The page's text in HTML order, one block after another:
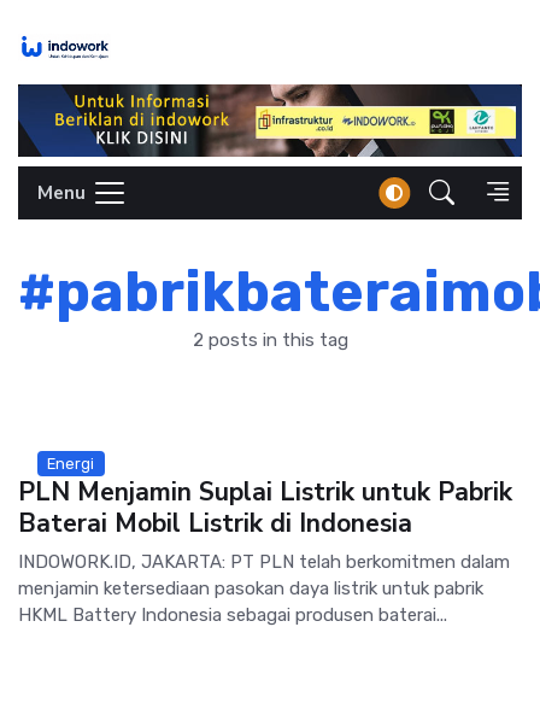
Menu
2 posts in this tag
Energi
PLN Menjamin Suplai Listrik untuk Pabrik
Baterai Mobil Listrik di Indonesia
INDOWORK.ID, JAKARTA: PT PLN telah berkomitmen dalam
menjamin ketersediaan pasokan daya listrik untuk pabrik
HKML Battery Indonesia sebagai produsen baterai...